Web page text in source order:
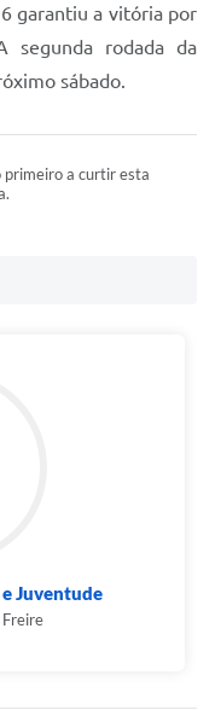
garantiu a vitória por
rodada da
sábado.
primeiro a curtir esta
Juventude